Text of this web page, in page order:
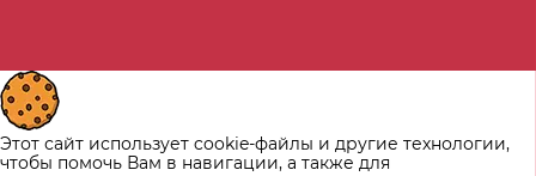
Этот сайт использует cookie-файлы и другие технологии,
чтобы помочь Вам в навигации, а также для